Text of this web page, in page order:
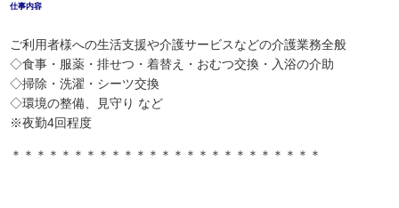
仕事内容
ご利用者様への生活支援や介護サービスなどの介護業務全般
◇食事・服薬・排せつ・着替え・おむつ交換・入浴の介助
◇掃除・洗濯・シーツ交換
◇環境の整備、見守り など
※夜勤4回程度
＊＊＊＊＊＊＊＊＊＊＊＊＊＊＊＊＊＊＊＊＊＊＊＊＊